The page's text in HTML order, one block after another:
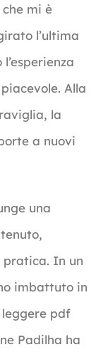
mi è
l’ultima
Alla
la
a nuovi
una
pratica. In un
imbattuto in
leggere pdf
Padilha ha